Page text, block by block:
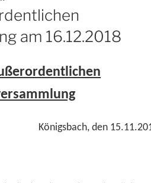
am 16.12.2018
Königsbach, den